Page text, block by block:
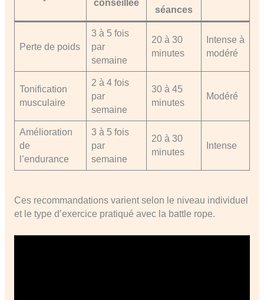
conseillée
séances
Perte de poids
3 à 5 fois
par
semaine
20 à 30
minutes
Intense à
modéré
Tonification
musculaire
2 à 4 fois
par
semaine
30 à 45
minutes
Modéré
Amélioration
de
l’endurance
3 à 5 fois
par
semaine
20 à 30
minutes
Intense
Ces recommandations varient selon le niveau individuel
et le type d’exercice pratiqué avec la battle rope.